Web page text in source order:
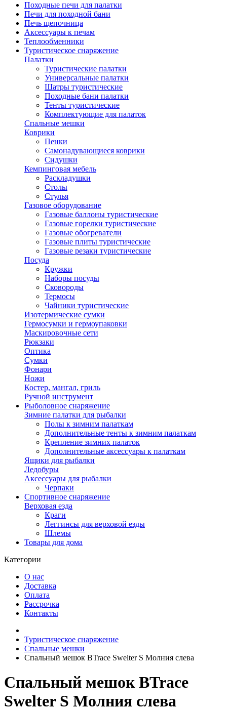
Походные печи для палатки
Печи для походной бани
Печь щепочница
Аксессуары к печам
Теплообменники
Туристическое снаряжение
Палатки
Туристические палатки
Универсальные палатки
Шатры туристические
Походные бани палатки
Тенты туристические
Комплектующие для палаток
Спальные мешки
Коврики
Пенки
Самонадувающиеся коврики
Сидушки
Кемпинговая мебель
Раскладушки
Столы
Стулья
Газовое оборудование
Газовые баллоны туристические
Газовые горелки туристические
Газовые обогреватели
Газовые плиты туристические
Газовые резаки туристические
Посуда
Кружки
Наборы посуды
Сковороды
Термосы
Чайники туристические
Изотермические сумки
Гермосумки и гермоупаковки
Маскировочные сети
Рюкзаки
Оптика
Сумки
Фонари
Ножи
Костер, мангал, гриль
Ручной инструмент
Рыболовное снаряжение
Зимние палатки для рыбалки
Полы к зимним палаткам
Дополнительные тенты к зимним палаткам
Крепление зимних палаток
Дополнительные аксессуары к палаткам
Ящики для рыбалки
Ледобуры
Аксессуары для рыбалки
Черпаки
Спортивное снаряжение
Верховая езда
Краги
Леггинсы для верховой езды
Шлемы
Товары для дома
Категории
О нас
Доставка
Оплата
Рассрочка
Контакты
Туристическое снаряжение
Спальные мешки
Спальный мешок BTrace Swelter S Молния слева
Спальный мешок BTrace
Swelter S Молния слева